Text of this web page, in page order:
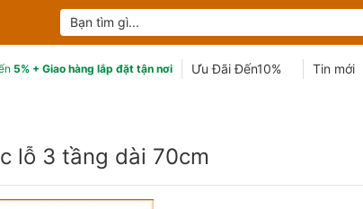
Tìm
kiếm:
5% + Giao hàng lắp đặt tận nơi Ưu Đãi Đến10% Tin mới
lỗ 3 tầng dài 70cm